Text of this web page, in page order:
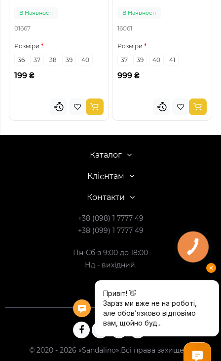
В Наявності
01667
Розміри
36
37 38 39 40
199 ₴
В Наявності
16061
Розміри
37
39 40 41
999 ₴
Каталог
Клієнтам
Контакти
+38 (098) 1 7777 49
+38 (099) 1 7777 49
Пн-Сб-з 9:00 до 18:00
Нд - вихідний.
© 2020 - 2026 «Sandalino».Всі права захищені.